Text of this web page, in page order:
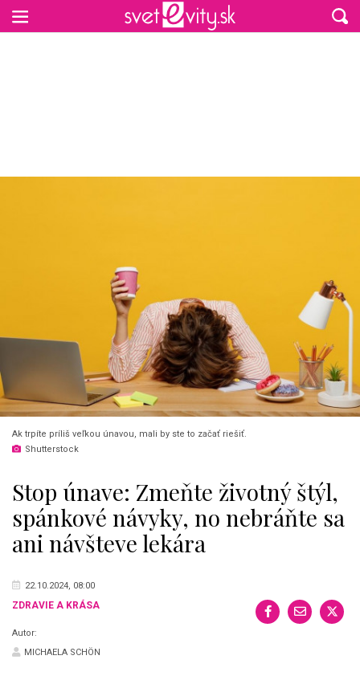
Ak trpíte príliš veľkou únavou, mali by ste to začať riešiť.
Shutterstock
Stop únave: Zmeňte životný štýl,
spánkové návyky, no nebráňte sa
ani návšteve lekára
22.10.2024, 08:00
ZDRAVIE A KRÁSA
Autor:
MICHAELA SCHÖN